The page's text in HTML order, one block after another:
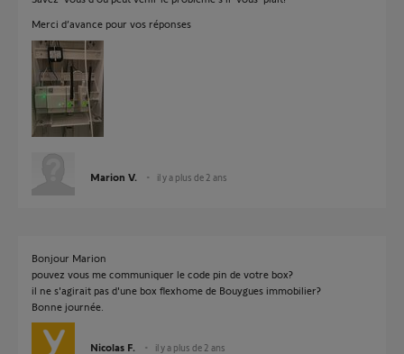
Merci d’avance pour vos réponses
Marion V. il y a plus de 2 ans
Bonjour Marion
pouvez vous me communiquer le code pin de votre box?
il ne s'agirait pas d'une box flexhome de Bouygues immobilier?
Bonne journée.
Nicolas F. il y a plus de 2 ans